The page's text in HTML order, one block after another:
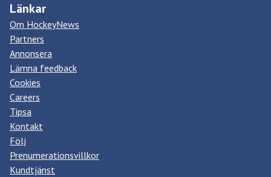
Länkar
Om HockeyNews
Partners
Annonsera
Lämna feedback
Cookies
Careers
Tipsa
Kontakt
Följ
Prenumerationsvillkor
Kundtjänst